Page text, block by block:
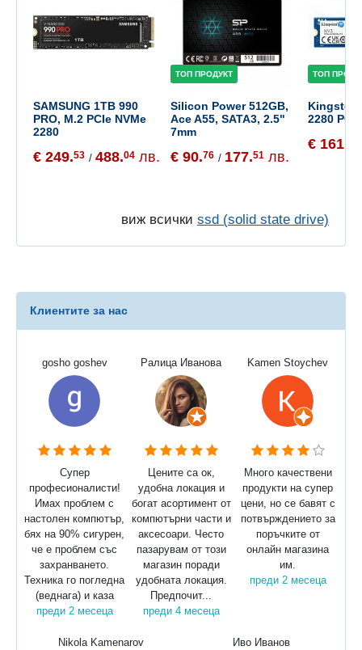
SAMSUNG 1TB 990
PRO, M.2 PCIe NVMe
2280
€ 249.53 / 488.04 лв.
ТОП ПРОДУКТ
Silicon Power 512GB,
Ace A55, SATA3, 2.5"
7mm
€ 90.76 / 177.51 лв.
ТОП
Kingston
2280
€ 161.
виж всички ssd (solid state drive)
Клиентите за нас
gosho goshev
Супер
професионалисти!
Имах проблем с
настолен компютър,
бях на 90% сигурен,
че е проблем със
захранването.
Техника го погледна
(веднага) и каза
преди 2 месеца
Ралица Иванова
Цените са ок,
удобна локация и
богат асортимент от
компютърни части и
аксесоари. Често
пазарувам от този
магазин поради
удобната локация.
Предпочит...
преди 4 месеца
Kamen Stoychev
Много качествени
продукти на супер
цени, но се бавят с
потвърждението за
поръчките от
онлайн магазина
им.
преди 2 месеца
Nikola Kamenarov Иво Иванов